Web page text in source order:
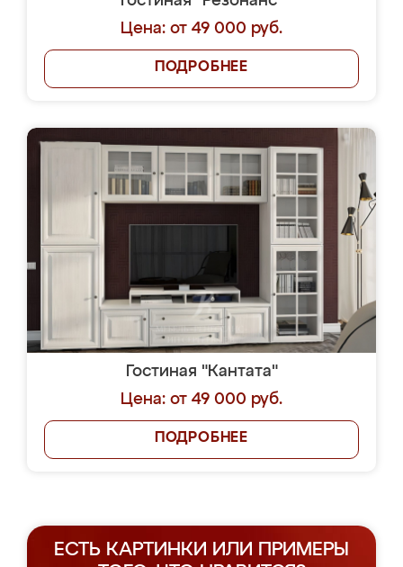
Цена: от 49 000 руб.
ПОДРОБНЕЕ
Гостиная "Кантата"
Цена: от 49 000 руб.
ПОДРОБНЕЕ
ЕСТЬ КАРТИНКИ ИЛИ ПРИМЕРЫ